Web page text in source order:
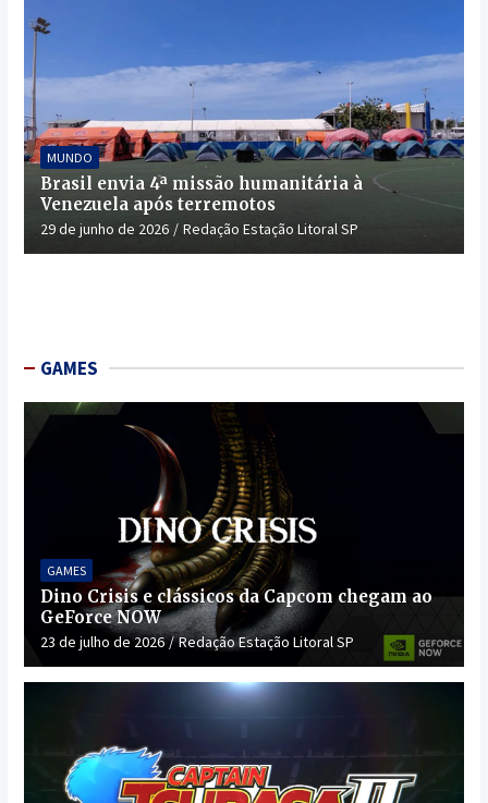
MUNDO
Brasil envia 4ª missão humanitária à
Venezuela após terremotos
29 de junho de 2026 Redação Estação Litoral SP
GAMES
GAMES
Dino Crisis e clássicos da Capcom chegam ao
GeForce NOW
23 de julho de 2026 Redação Estação Litoral SP